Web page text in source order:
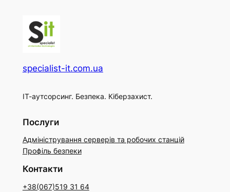
specialist-it.com.ua
ІТ-аутсорсинг. Безпека. Кіберзахист.
Послуги
Адміністрування серверів та робочих станцій
Профіль безпеки
Контакти
+38(067)519 31 64